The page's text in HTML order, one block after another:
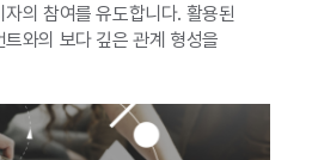
의 참여를 유도합니다. 활용된
와의 보다 깊은 관계 형성을